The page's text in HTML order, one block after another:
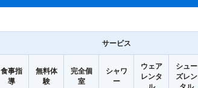
サービス
食事指
導
無料体
験
完全個
室
シャワ
ー
ウェア
レンタ
シュー
ズレン